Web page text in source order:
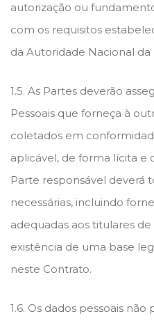
autorização ou
com os requisitos
da Autoridade Nacional
1.5. As Partes deverão
Pessoais que forneça à
coletados em
aplicável, de forma lícita e
Parte responsável deverá
necessárias, incluindo
adequadas aos titulares
existência de uma base
neste Contrato.
1.6. Os dados pessoais